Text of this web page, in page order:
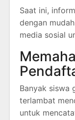
Saat ini,
dengan
media sosial
Banyak siswa
terlambat
untuk